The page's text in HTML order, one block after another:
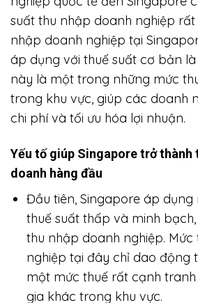
suất thu nhập doanh nghiệp rất
nhập doanh nghiệp tại
áp dụng với thuế suất cơ bản là
này là một trong những mức
trong khu vực, giúp các doanh
chi phí và tối ưu hóa lợi nhuận.
Yếu tố giúp Singapore trở thành
doanh hàng đầu
Đầu tiên, Singapore áp
thuế suất thấp và minh
thu nhập doanh nghiệp. Mức
nghiệp tại đây chỉ dao động
một mức thuế rất cạnh
gia khác trong khu vực.